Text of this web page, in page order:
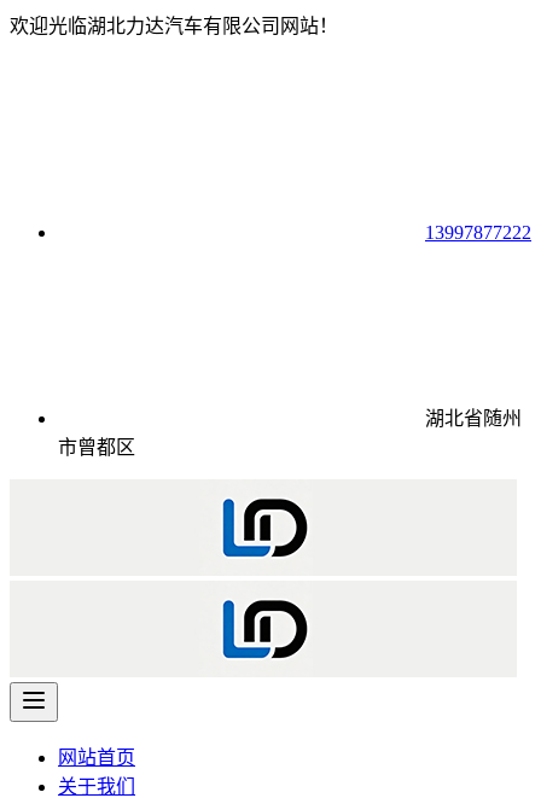
欢迎光临湖北力达汽车有限公司网站！
13997877222
湖北省随州
市曾都区
网站首页
关于我们